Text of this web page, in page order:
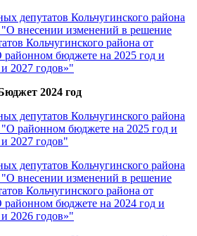
депутатов Кольчугинского района
внесении изменений в решение
Кольчугинского района от
бюджете на 2025 год и
2027 годов»"
2024 год
депутатов Кольчугинского района
районном бюджете на 2025 год и
2027 годов"
депутатов Кольчугинского района
внесении изменений в решение
Кольчугинского района от
бюджете на 2024 год и
2026 годов»"